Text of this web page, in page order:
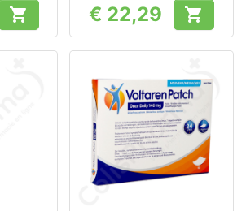
 Prijs
€ 22,29 